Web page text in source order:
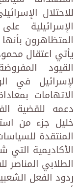
للاحتلال
الإسرائيلية
المتظاهرون
يأتي اعتقال
القيود
لإسرائيل في
الاتهامات
دعمه للقضية
خليل جزء من
المنتقدة
الأكاديمية
الطلابي المناصر
ردود الفعل